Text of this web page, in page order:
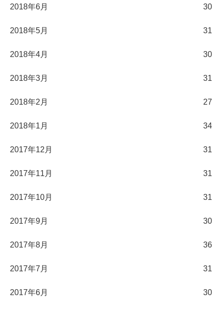
2018年6月 30
2018年5月 31
2018年4月 30
2018年3月 31
2018年2月 27
2018年1月 34
2017年12月 31
2017年11月 31
2017年10月 31
2017年9月 30
2017年8月 36
2017年7月 31
2017年6月 30